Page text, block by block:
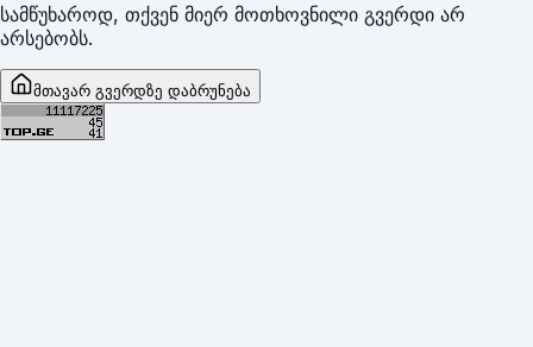
სამწუხაროდ, თქვენ მიერ მოთხოვნილი გვერდი არ
არსებობს.
მთავარ გვერდზე დაბრუნება